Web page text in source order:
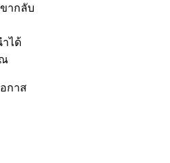
ากลับ
ได้
กาส